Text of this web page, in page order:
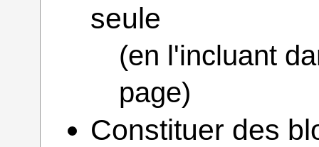
seule
(en l'incluant
page)
Constituer des